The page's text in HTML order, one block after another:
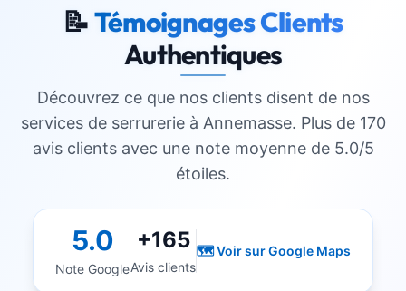
📝Témoignages Clients
Authentiques
Découvrez ce que nos clients disent de nos
services de serrurerie à Annemasse. Plus de 170
avis clients avec une note moyenne de 5.0/5
étoiles.
5.0
Note Google
+165
Avis clients
🗺️ Voir sur Google Maps